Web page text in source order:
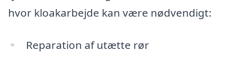
hvor kloakarbejde kan være nødvendigt:
Reparation af utætte rør